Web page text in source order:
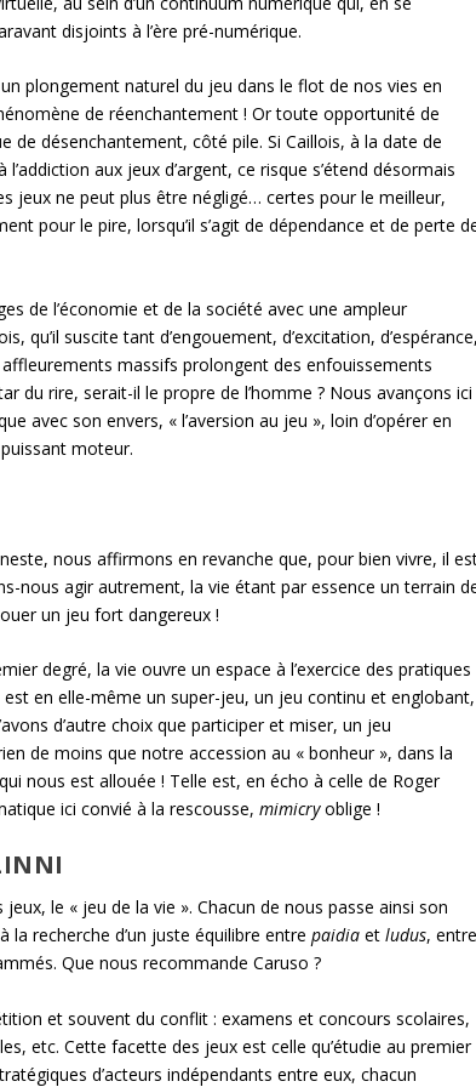
disjoints à l’ère pré-numérique.
plongement naturel du jeu dans le flot de nos vies en
de réenchantement ! Or toute opportunité de
désenchantement, côté pile. Si Caillois, à la date de
aux jeux d’argent, ce risque s’étend désormais
jeux ne peut plus être négligé… certes pour le meilleur,
pour le pire, lorsqu’il s’agit de dépendance et de perte
de l’économie et de la société avec une ampleur
qu’il suscite tant d’engouement, d’excitation,
massifs prolongent des enfouissements
du rire, serait-il le propre de l’homme ? Nous avançons ici
avec son envers, « l’aversion au jeu », loin d’opérer en
moteur.
nous affirmons en revanche que, pour bien vivre, il
nous agir autrement, la vie étant par essence un terrain
un jeu fort dangereux !
degré, la vie ouvre un espace à l’exercice des pratiques
en elle-même un super-jeu, un jeu continu et englobant,
d’autre choix que participer et miser, un jeu
de moins que notre accession au « bonheur », dans la
nous est allouée ! Telle est, en écho à celle de Roger
ici convié à la rescousse,mimicryoblige !
le « jeu de la vie ». Chacun de nous passe ainsi son
la recherche d’un juste équilibre entrepaidia etludus,
Que nous recommande Caruso ?
et souvent du conflit : examens et concours scolaires,
etc. Cette facette des jeux est celle qu’étudie au premier
d’acteurs indépendants entre eux, chacun